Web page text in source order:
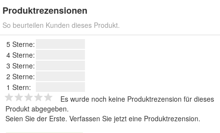
Produktrezensionen
So beurteilen Kunden dieses Produkt.
5 Sterne:
4 Sterne:
3 Sterne:
2 Sterne:
1 Stern:
Es wurde noch keine Produktrezension für dieses
Produkt abgegeben.
Seien Sie der Erste. Verfassen Sie jetzt eine Produktrezension.